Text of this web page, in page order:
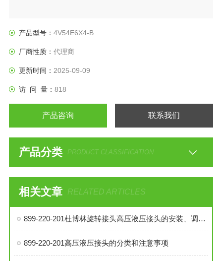
产品型号： 4V54E6X4-B
厂商性质： 代理商
更新时间： 2025-09-09
访 问 量： 818
产品咨询 联系我们
产品分类 PRODUCT CLASSIFICATION
相关文章 RELATED ARTICLES
899-220-201杜博林旋转接头高压液压接头的安装、调试与维护技巧
899-220-201高压液压接头的分类和注意事项